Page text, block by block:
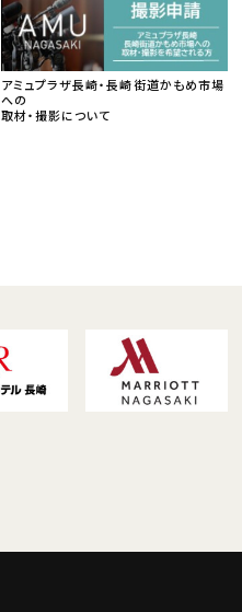
アミュプラザ長崎・長崎街道かもめ市場
への
取材・撮影について